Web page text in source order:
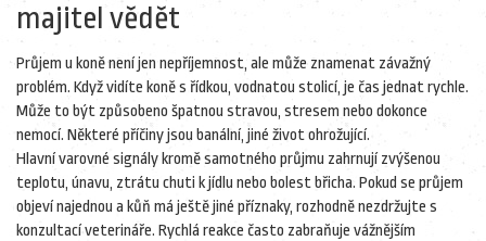
majitel vědět
Průjem u koně není jen nepříjemnost, ale může znamenat závažný
problém. Když vidíte koně s řídkou, vodnatou stolicí, je čas jednat rychle.
Může to být způsobeno špatnou stravou, stresem nebo dokonce
nemocí. Některé příčiny jsou banální, jiné život ohrožující.
Hlavní varovné signály kromě samotného průjmu zahrnují zvýšenou
teplotu, únavu, ztrátu chuti k jídlu nebo bolest břicha. Pokud se průjem
objeví najednou a kůň má ještě jiné příznaky, rozhodně nezdržujte s
konzultací veterináře. Rychlá reakce často zabraňuje vážnějším